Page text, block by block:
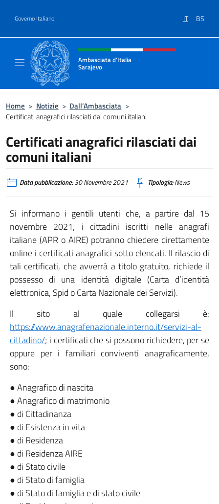
Governo Italiano IT BS
Intestazione sito, social e menù
Ambasciata d'Italia
Sarajevo
Home > Notizie > Dall’Ambasciata >
Certificati anagrafici rilasciati dai comuni italiani
Certificati anagrafici rilasciati dai
comuni italiani
Data pubblicazione:30 Novembre 2021 Tipologia:News
Si informano i gentili utenti che, a partire dal 15
novembre 2021, i cittadini iscritti nelle anagrafi
italiane (APR o AIRE) potranno chiedere direttamente
online i certificati anagrafici sotto elencati. Il rilascio di
tali certificati, che avverrà a titolo gratuito, richiede il
possesso di una identità digitale (Carta d’identità
elettronica, Spid o Carta Nazionale dei Servizi).
Il sito al quale collegarsi è:
https://www.anagrafenazionale.interno.it/servizi-al-
cittadino/; i certificati che si possono richiedere, per se
oppure per i familiari conviventi anagraficamente,
sono:
● Anagrafico di nascita
● Anagrafico di matrimonio
● di Cittadinanza
● di Esistenza in vita
● di Residenza
● di Residenza AIRE
● di Stato civile
● di Stato di famiglia
● di Stato di famiglia e di stato civile